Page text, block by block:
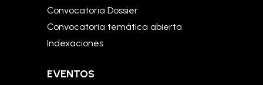
Convocatoria Dossier
Convocatoria temática abierta
Indexaciones
EVENTOS